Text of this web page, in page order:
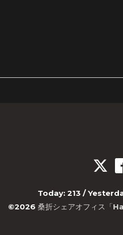
Today: 213 /
©2026 桑折シェアオフィス「